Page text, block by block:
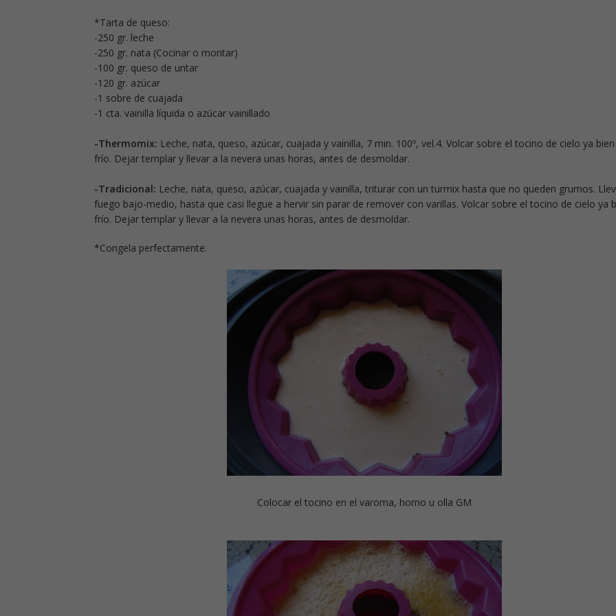
*Tarta de queso:
-250 gr. leche
-250 gr. nata (Cocinar o montar)
-100 gr. queso de untar
-120 gr. azúcar
-1 sobre de cuajada
-1 cta. vainilla líquida o azúcar vainillado
-Thermomix: Leche, nata, queso, azúcar, cuajada y vainilla, 7 min. 100º, vel.4. Volcar sobre el tocino de cielo ya bien
frío. Dejar templar y llevar a la nevera unas horas, antes de desmoldar.
-Tradicional: Leche, nata, queso, azúcar, cuajada y vainilla, triturar con un turmix hasta que no queden grumos.
fuego bajo-medio, hasta que casi llegue a hervir sin parar de remover con varillas. Volcar sobre el tocino de cielo ya
frío. Dejar templar y llevar a la nevera unas horas, antes de desmoldar.
*Congela perfectamente.
Colocar el tocino en el varoma, horno u olla GM